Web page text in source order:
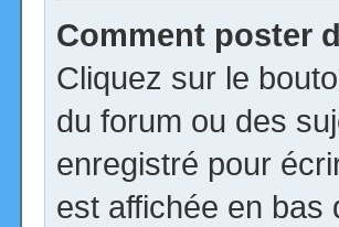
Comment poster
Cliquez sur le
du forum ou des
enregistré pour
est affichée en bas